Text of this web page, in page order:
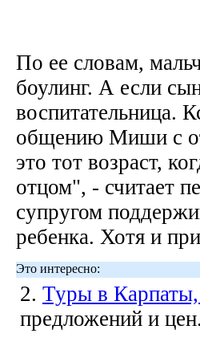
По ее словам,
боулинг. А если
воспитательница.
общению Миши с
это тот возраст,
отцом", - считает
супругом
ребенка. Хотя и
Это интересно:
2. Туры в
предложений и